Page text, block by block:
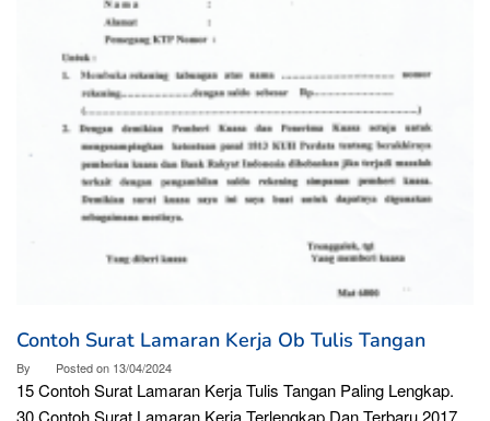
Contoh Surat Lamaran Kerja Ob Tulis Tangan
By Posted on 13/04/2024
15 Contoh Surat Lamaran Kerja Tulis Tangan Paling Lengkap.